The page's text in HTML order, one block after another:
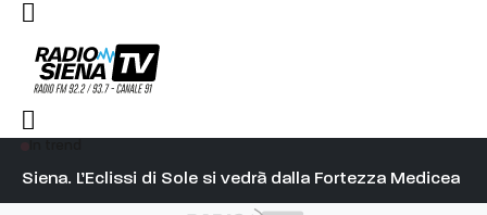
Siena. L’Eclissi di Sole si vedrà dalla Fortezza Medicea
su Diosu sono state poco corrette”